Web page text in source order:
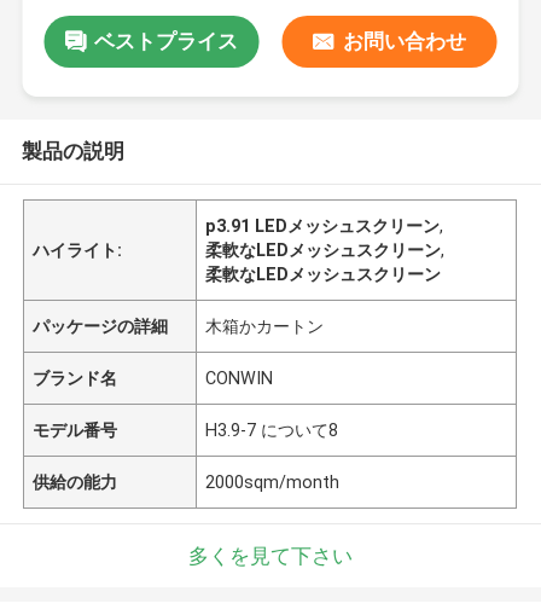
ベストプライス お問い合わせ
製品の説明
ハイライト:
p3.91 LEDメッシュスクリーン,
柔軟なLEDメッシュスクリーン,
柔軟なLEDメッシュスクリーン
パッケージの詳細 木箱かカートン
ブランド名 CONWIN
モデル番号 H3.9-7 について8
供給の能力 2000sqm/month
多くを見て下さい